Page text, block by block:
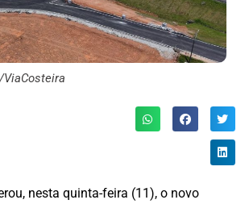
nesta quinta-feira (11), o novo